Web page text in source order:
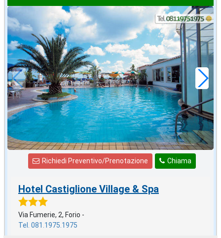
agosto
in offerta da
€52,71
a notte
Chiama
Richiedi Preventivo/Prenotazione
Hotel Castiglione Village & Spa
Via Fumerie, 2, Forio -
Tel. 081.1975.1975